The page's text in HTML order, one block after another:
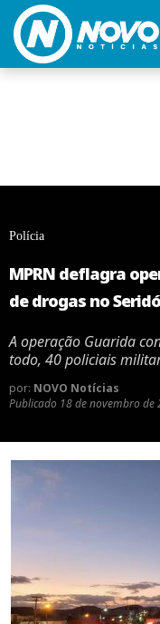
Polícia
MPRN deflagra
de drogas no Seridó
A operação Guarida
todo, 40 policiais
por: NOVO Notícias
Publicado 18 de novembro de